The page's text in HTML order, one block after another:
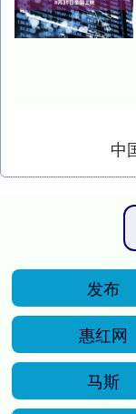
中
发布
惠红网
马斯